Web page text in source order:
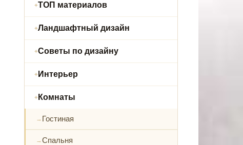
ТОП материалов
Ландшафтный дизайн
Советы по дизайну
Интерьер
Комнаты
Гостиная
Спальня